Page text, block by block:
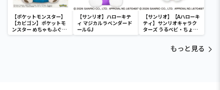
【ポケットモンスター】
【カビゴン】ポケットモ
ンスター めちゃもふぐっ
と ほっこりいやされぬい
【サンリオ】ハローキテ
ィ マジカルラベンダード
ールGJ
【サンリオ】【Aハローキ
ティ】サンリオキャラク
ターズ うるベビ・ちょい
デカドール
もっと見る